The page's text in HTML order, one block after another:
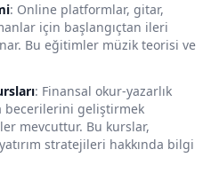
: Online platformlar, gitar,
için başlangıçtan ileri
Bu eğitimler müzik teorisi ve
: Finansal okur-yazarlık
becerilerini geliştirmek
mevcuttur. Bu kurslar,
stratejileri hakkında bilgi